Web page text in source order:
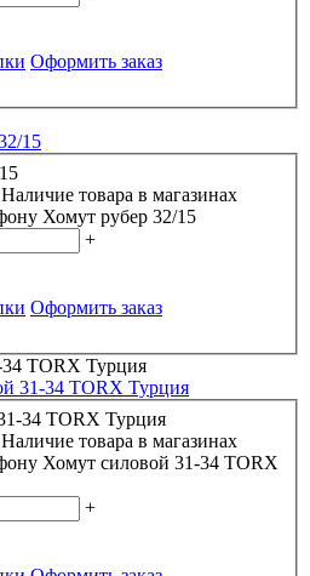
Оформить заказ
15
Наличие товара в магазинах
Хомут рубер 32/15
+
Оформить заказ
31-34 TORX Турция
Наличие товара в магазинах
Хомут силовой 31-34 TORX
+